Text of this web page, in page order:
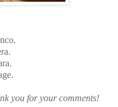
you for your comments!